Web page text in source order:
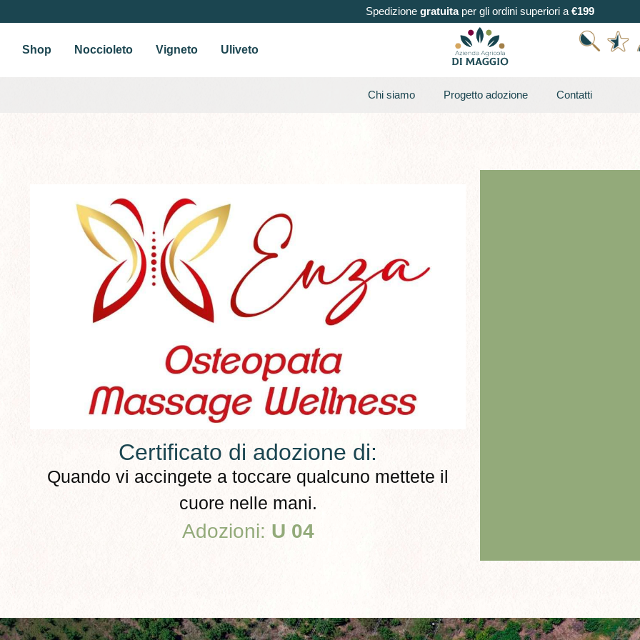
Spedizione gratuitaper gli ordini superiori a €199
Shop Noccioleto Vigneto Uliveto
Chi siamo Progetto adozione Contatti
Certificato di adozione di:
Quando vi accingete a toccare qualcuno mettete il
cuore nelle mani.
Adozioni: U 04